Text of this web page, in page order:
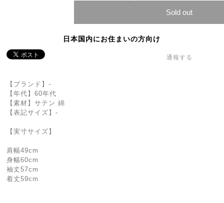
Sold out
日本国内にお住まいの方向け
通報する
【ブランド】-
【年代】60年代
【素材】サテン 綿
【表記サイズ】-
【実寸サイズ】
肩幅49cm
身幅60cm
袖丈57cm
着丈59cm